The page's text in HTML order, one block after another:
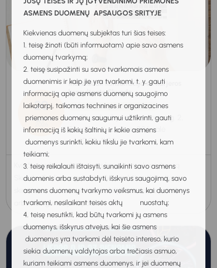
ASMENS DUOMENŲ APSAUGOS SRITYJE
Kiekvienas duomenų subjektas turi šias teises:
1. teisę žinoti (būti informuotam) apie savo asmens
duomenų tvarkymą;
2. teisę susipažinti su savo tvarkomais asmens
duomenimis ir kaip jie yra tvarkomi, t. y. gauti
informaciją apie asmens duomenų saugojimo
laikotarpį, taikomas technines ir organizacines
priemones duomenų saugumui užtikrinti, gauti
informaciją iš kokių šaltinių ir kokie asmens
duomenys surinkti, kokiu tikslu jie tvarkomi, kam
teikiami;
3. teisę reikalauti ištaisyti, sunaikinti savo asmens
duomenis arba sustabdyti, išskyrus saugojimą, savo
asmens duomenų tvarkymo veiksmus, kai duomenys
tvarkomi, nesilaikant teisės aktų nuostatų;
4. teisę nesutikti, kad būtų tvarkomi jų asmens
duomenys, išskyrus atvejus, kai šie asmens
duomenys yra tvarkomi dėl teisėto intereso, kurio
siekia duomenų valdytojas arba trečiasis asmuo,
kuriam teikiami asmens duomenys, ir jei duomenų
20
Rugpjūtis
Individuali konsultacija su karjeros
konsultante Skuode
Individuali karjeros konsultacija
Skuodo skyrius, Gedimino g. 2,
Skuodas, II aukštas, 206 salė
10:00-11:00
Kviečiu į individualią karjeros konsultanto konsultaciją
Skuode, Gedimino g. 2, 26 salė, II aukštas. Konsultacija
skirta visiems, kurie planuoja dalyvauti darbo pokalbyje
arba nori geriau jam pas...